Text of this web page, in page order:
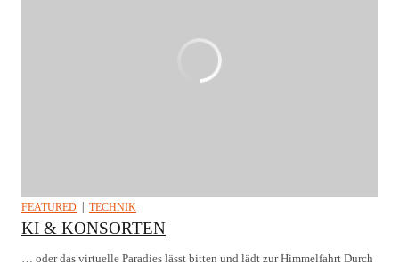
FEATURED TECHNIK
KI & KONSORTEN
… oder das virtuelle Paradies lässt bitten und lädt zur Himmelfahrt Durch